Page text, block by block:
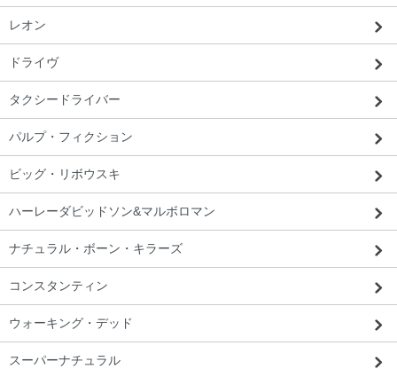
栃木都 T・O様 「問い合わせに対する返
レオン
ドライヴ
タクシードライバー
パルプ・フィクション
ビッグ・リボウスキ
ハーレーダビッドソン&マルボロマン
ナチュラル・ボーン・キラーズ
コンスタンティン
ウォーキング・デッド
スーパーナチュラル